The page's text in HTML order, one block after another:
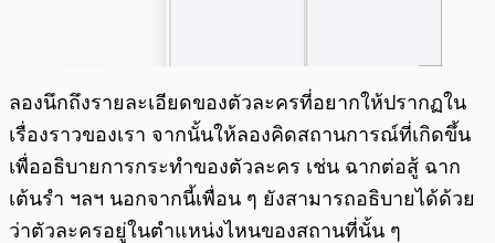
ลองนึกถึงรายละเอียดของตัวละครที่อยากให้ปรากฏใน
เรื่องราวของเรา จากนั้นให้ลองคิดสถานการณ์ที่เกิดขึ้น
เพื่ออธิบายการกระทำของตัวละคร เช่น ฉากต่อสู้ ฉาก
เต้นรำ ฯลฯ นอกจากนี้เพื่อน ๆ ยังสามารถอธิบายได้ด้วย
ว่าตัวละครอยู่ในตำแหน่งไหนของสถานที่นั้น ๆ